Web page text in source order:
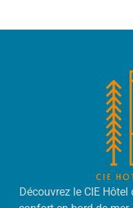
Découvrez le CIE